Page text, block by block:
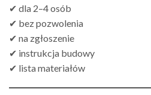
✔ dla 2–4 osób
✔ bez pozwolenia
✔ na zgłoszenie
✔ instrukcja budowy
✔ lista materiałów